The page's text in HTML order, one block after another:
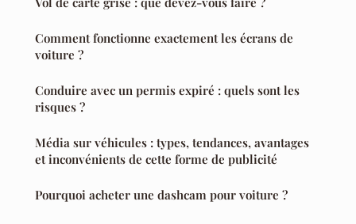
Comment fonctionne exactement les écrans de
voiture ?
Conduire avec un permis expiré : quels sont les
risques ?
Média sur véhicules : types, tendances, avantages
et inconvénients de cette forme de publicité
Pourquoi acheter une dashcam pour voiture ?